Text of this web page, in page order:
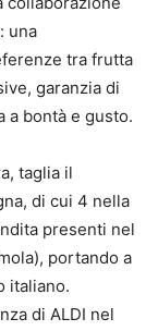
una
tra frutta
garanzia di
a bontà e gusto.
taglia il
di cui 4 nella
presenti nel
portando a
italiano.
di ALDI nel